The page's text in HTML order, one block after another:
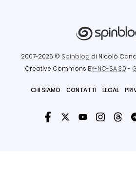
2007-2026 © Spinblog di Nicolò
Creative Commons BY-NC-SA 3.0-
CHI SIAMO CONTATTI LEGAL